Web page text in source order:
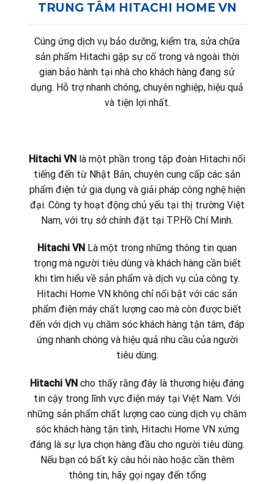
TRUNG TÂM HITACHI HOME VN
Cúng ứng dịch vụ bảo dưỡng, kiểm tra, sửa chữa
sản phẩm Hitachi gặp sự cố trong và ngoài thời
gian bảo hành tại nhà cho khách hàng đang sử
dụng. Hỗ trợ nhanh chóng, chuyên nghiệp, hiệu quả
và tiện lợi nhất.
Hitachi VN là một phần trong tập đoàn Hitachi nổi
tiếng đến từ Nhật Bản, chuyên cung cấp các sản
phẩm điện tử gia dụng và giải pháp công nghệ hiện
đại. Công ty hoạt động chủ yếu tại thị trường Việt
Nam, với trụ sở chính đặt tại TP.Hồ Chí Minh.
Hitachi VN Là một trong những thông tin quan
trọng mà người tiêu dùng và khách hàng cần biết
khi tìm hiểu về sản phẩm và dịch vụ của công ty.
Hitachi Home VN không chỉ nổi bật với các sản
phẩm điện máy chất lượng cao mà còn được biết
đến với dịch vụ chăm sóc khách hàng tận tâm, đáp
ứng nhanh chóng và hiệu quả nhu cầu của người
tiêu dùng.
Hitachi VN cho thấy rằng đây là thương hiệu đáng
tin cậy trong lĩnh vực điện máy tại Việt Nam. Với
những sản phẩm chất lượng cao cùng dịch vụ chăm
sóc khách hàng tận tình, Hitachi Home VN xứng
đáng là sự lựa chọn hàng đầu cho người tiêu dùng.
Nếu bạn có bất kỳ câu hỏi nào hoặc cần thêm
thông tin, hãy gọi ngay đến tổng